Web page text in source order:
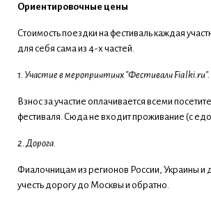
Ориентировочные цены
Стоимость поездки на фестиваль каждая
для себя сама из 4-х частей.
1. Участие в мероприятиях "Фестиваля Fialki.ru".
Взнос за участие оплачивается всеми
фестиваля. Сюда не входит проживание (с
2. Дорога.
Фиалочницам из регионов России, Украины и
учесть дорогу до Москвы и обратно.